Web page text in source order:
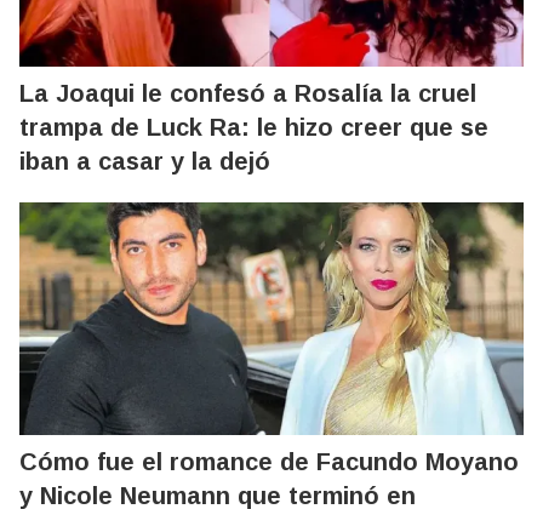
La Joaqui le confesó a Rosalía la cruel
trampa de Luck Ra: le hizo creer que se
iban a casar y la dejó
Cómo fue el romance de Facundo Moyano
y Nicole Neumann que terminó en